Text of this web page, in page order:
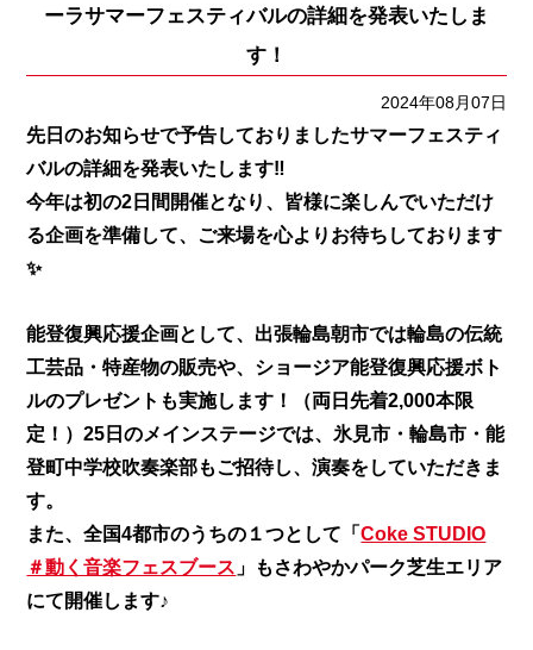
ーラサマーフェスティバルの詳細を発表いたしま
す！
2024年08月07日
先日のお知らせで予告しておりましたサマーフェスティ
バルの詳細を発表いたします‼
今年は初の2日間開催となり、皆様に楽しんでいただけ
る企画を準備して、ご来場を心よりお待ちしております
✨
能登復興応援企画として、出張輪島朝市では輪島の伝統
工芸品・特産物の販売や、ショージア能登復興応援ボト
ルのプレゼントも実施します！（両日先着2,000本限
定！）25日のメインステージでは、氷見市・輪島市・能
登町中学校吹奏楽部もご招待し、演奏をしていただきま
す。
また、全国4都市のうちの１つとして「Coke STUDIO
＃動く音楽フェスブース 」もさわやかパーク芝生エリア
にて開催します♪